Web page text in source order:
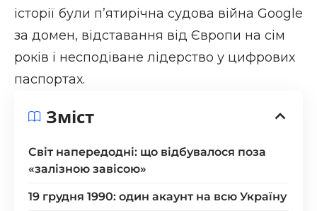
історії були п’ятирічна судова війна Google
за домен, відставання від Європи на сім
років і несподіване лідерство у цифрових
паспортах.
Зміст
Світ напередодні: що відбувалося поза
«залізною завісою»
19 грудня 1990: один акаунт на всю Україну